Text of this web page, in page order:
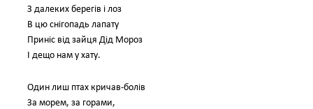
З далеких берегів і лоз
В цю снігопадь лапату
Приніс від зайця Дід Мороз
І дещо нам у хату.
Один лиш птах кричав-болів
За морем, за горами,